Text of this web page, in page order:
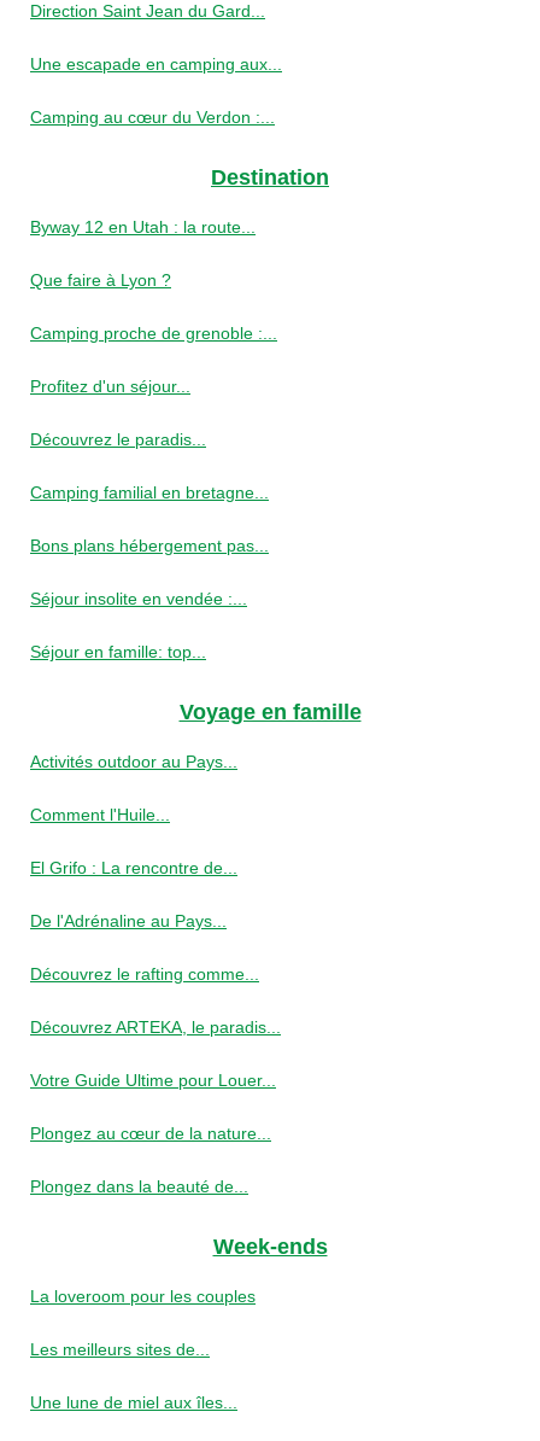
Direction Saint Jean du Gard...
Une escapade en camping aux...
Camping au cœur du Verdon :...
Destination
Byway 12 en Utah : la route...
Que faire à Lyon ?
Camping proche de grenoble :...
Profitez d'un séjour...
Découvrez le paradis...
Camping familial en bretagne...
Bons plans hébergement pas...
Séjour insolite en vendée :...
Séjour en famille: top...
Voyage en famille
Activités outdoor au Pays...
Comment l'Huile...
El Grifo : La rencontre de...
De l'Adrénaline au Pays...
Découvrez le rafting comme...
Découvrez ARTEKA, le paradis...
Votre Guide Ultime pour Louer...
Plongez au cœur de la nature...
Plongez dans la beauté de...
Week-ends
La loveroom pour les couples
Les meilleurs sites de...
Une lune de miel aux îles...